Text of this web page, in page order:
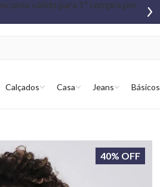
Calçados Casa Jeans Básicos
40% OFF